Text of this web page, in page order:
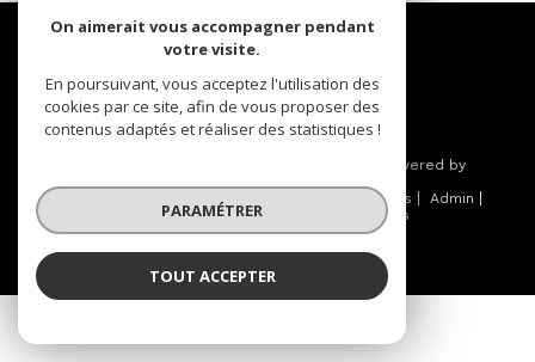
Se
espace propriétaire
© 2026 | Tous droits réservés | Traduction powered by
Plan du site Mentions légales
Admin
Partenaires
Politique RGPD Cookies
On aimerait vous accompagner pendant
votre visite.
En poursuivant, vous acceptez l'utilisation des
cookies par ce site, afin de vous proposer des
contenus adaptés et réaliser des statistiques !
PARAMÉTRER
TOUT ACCEPTER